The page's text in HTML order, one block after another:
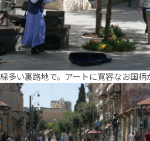
緑多い裏路地で。アートに寛容なお国